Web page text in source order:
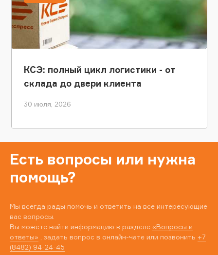
КСЭ: полный цикл логистики - от
склада до двери клиента
30 июля, 2026
Есть вопросы или нужна
помощь?
Мы всегда рады помочь и ответить на все интересующие
вас вопросы.
Вы можете найти информацию в разделе «Вопросы и
ответы» , задать вопрос в онлайн-чате или позвонить +7
(8482) 94-24-45